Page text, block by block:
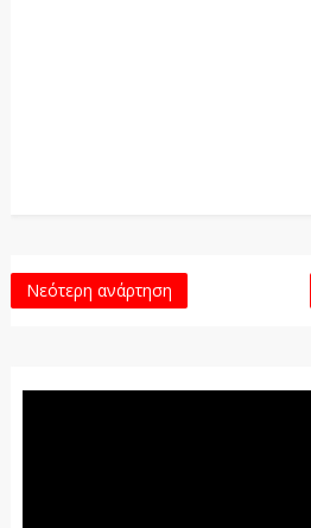
Νεότερη ανάρτηση